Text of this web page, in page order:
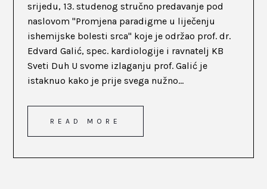
srijedu, 13. studenog stručno predavanje pod
naslovom "Promjena paradigme u liječenju
ishemijske bolesti srca" koje je održao prof. dr.
Edvard Galić, spec. kardiologije i ravnatelj KB
Sveti Duh U svome izlaganju prof. Galić je
istaknuo kako je prije svega nužno...
READ MORE